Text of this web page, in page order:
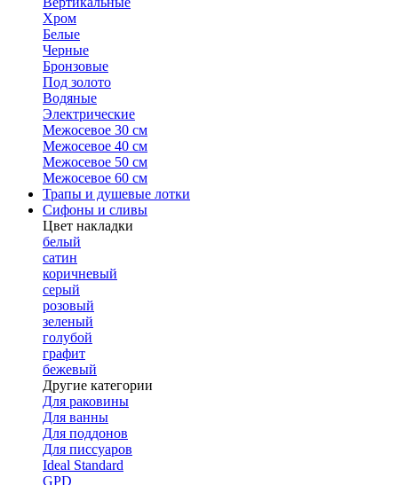
Хром
Белые
Черные
Бронзовые
Под золото
Водяные
Электрические
Межосевое 30 см
Межосевое 40 см
Межосевое 50 см
Межосевое 60 см
Трапы и душевые лотки
Сифоны и сливы
Цвет накладки
белый
сатин
коричневый
серый
розовый
зеленый
голубой
графит
бежевый
Другие категории
Для раковины
Для ванны
Для поддонов
Для писсуаров
Ideal Standard
GPD